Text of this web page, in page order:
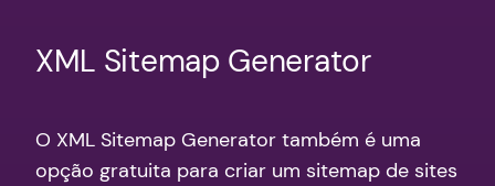
XML Sitemap Generator
O XML Sitemap Generator também é uma
opção gratuita para criar um sitemap de sites